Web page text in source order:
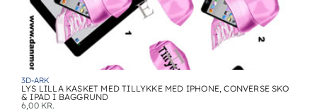
3D-ARK
LYS LILLA KASKET MED TILLYKKE MED IPHONE, CONVERSE SKO
& IPAD I BAGGRUND
6,00 KR.